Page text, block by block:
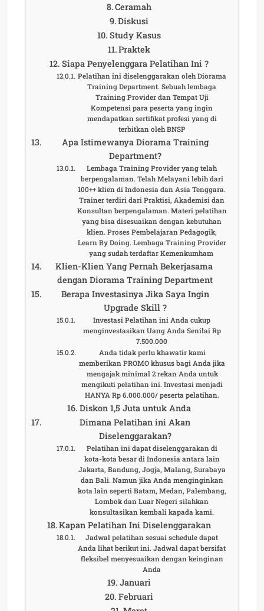
Ceramah
Diskusi
Study Kasus
Praktek
Siapa Penyelenggara Pelatihan Ini ?
Pelatihan ini diselenggarakan oleh Diorama
Training Department. Sebuah lembaga
Training Provider dan Tempat Uji
Kompetensi para peserta yang ingin
mendapatkan sertifikat profesi yang di
terbitkan oleh BNSP
Apa Istimewanya Diorama Training
Department?
Lembaga Training Provider yang telah
berpengalaman. Telah Melayani lebih dari
100++ klien di Indonesia dan Asia Tenggara.
Trainer terdiri dari Praktisi, Akademisi dan
Konsultan berpengalaman. Materi pelatihan
yang bisa disesuaikan dengan kebutuhan
klien. Proses Pembelajaran Pedagogik,
Learn By Doing. Lembaga Training Provider
yang sudah terdaftar Kemenkumham
Klien-Klien Yang Pernah Bekerjasama
dengan Diorama Training Department
Berapa Investasinya Jika Saya Ingin
Upgrade Skill ?
Investasi Pelatihan ini Anda cukup
menginvestasikan Uang Anda Senilai Rp
7.500.000
Anda tidak perlu khawatir kami
memberikan PROMO khusus bagi Anda jika
mengajak minimal 2 rekan Anda untuk
mengikuti pelatihan ini. Investasi menjadi
HANYA Rp 6.000.000/ peserta pelatihan.
Diskon 1,5 Juta untuk Anda
Dimana Pelatihan ini Akan
Diselenggarakan?
Pelatihan ini dapat diselenggarakan di
kota-kota besar di Indonesia antara lain
Jakarta, Bandung, Jogja, Malang, Surabaya
dan Bali. Namun jika Anda menginginkan
kota lain seperti Batam, Medan, Palembang,
Lombok dan Luar Negeri silahkan
konsultasikan kembali kapada kami.
Kapan Pelatihan Ini Diselenggarakan
Jadwal pelatihan sesuai schedule dapat
Anda lihat berikut ini. Jadwal dapat bersifat
fleksibel menyesuaikan dengan keinginan
Anda
Januari
Februari